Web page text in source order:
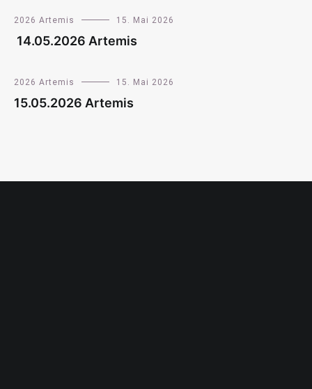
2026 Artemis 15. Mai 2026
14.05.2026 Artemis
2026 Artemis 15. Mai 2026
15.05.2026 Artemis